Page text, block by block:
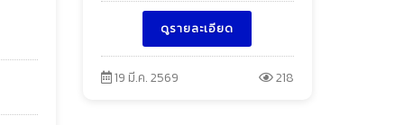
ดูรายละเอียด
19 มี.ค. 2569 218